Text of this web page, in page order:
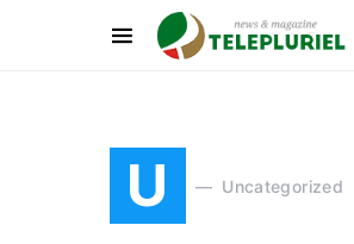
U Uncategorized